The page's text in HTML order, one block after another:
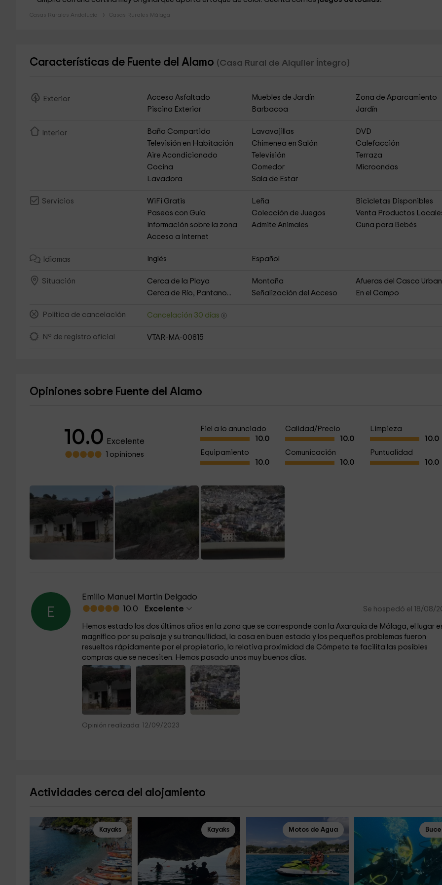
Casas Rurales Andalucía Casas Rurales Málaga
Características de Fuente del Alamo (Casa Rural de Alquiler Íntegro)
Exterior Acceso Asfaltado Muebles de Jardín
Zona de Aparcamiento
Piscina Exterior
Barbacoa Jardín
Interior Baño Compartido Lavavajillas
DVD
Televisión en Habitación
Chimenea en Salón
Calefacción
Aire Acondicionado
Televisión
Terraza
Cocina
Comedor
Microondas
Lavadora
Sala de Estar
Servicios WiFi Gratis Leña
Bicicletas Disponibles
Paseos con Guía
Colección de Juegos
Venta Productos
Información sobre la zona
Admite Animales
Cuna para Bebés
Acceso a Internet
Idiomas Inglés Español
Situación Cerca de la Playa Montaña
Afueras del Casco
Cerca de Río, Pantano...
Señalización del Acceso En el Campo
Política de cancelación Cancelación 30 días
Nº de registro oficial VTAR-MA-00815
Opiniones sobre Fuente del Alamo
10.0 Excelente
1 opiniones
Fiel a lo anunciado
10.0
Calidad/Precio
10.0
Limpieza
10.0
Equipamiento
10.0
Comunicación
10.0
Puntualidad
10.0
E
Emilio Manuel Martin Delgado
Se hospedó el 18/08/
10.0 Excelente
Hemos estado los dos últimos años en la zona que se corresponde con la Axarquía de Málaga, el lugar
magnífico por su paisaje y su tranquilidad, la casa en buen estado y los pequeños problemas fueron
resueltos rápidamente por el propietario, la relativa proximidad de Cómpeta te facilita las posibles
compras que se necesiten. Hemos pasado unos muy buenos días.
Opinión realizada: 12/09/2023
Actividades cerca del alojamiento
Kayaks Kayaks Motos de Agua